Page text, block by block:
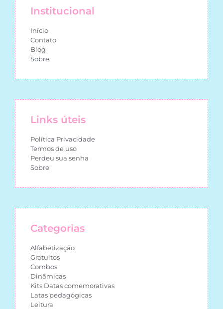
Institucional
Início
Contato
Blog
Sobre
Links úteis
Política Privacidade
Termos de uso
Perdeu sua senha
Sobre
Categorias
Alfabetização
Gratuitos
Combos
Dinâmicas
Kits Datas comemorativas
Latas pedagógicas
Leitura